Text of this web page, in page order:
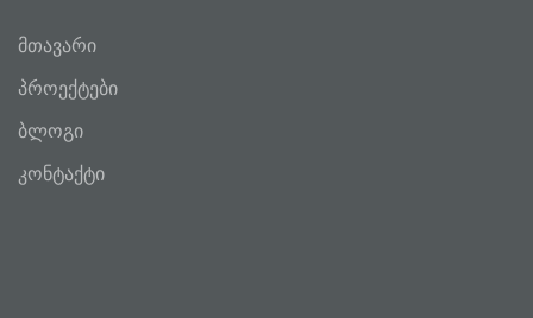
მთავარი
პროექტები
ბლოგი
კონტაქტი